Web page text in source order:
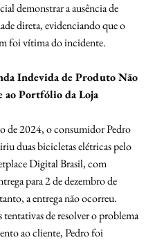
demonstrar a ausência de
direta, evidenciando que o
foi vítima do incidente.
Indevida de Produto Não
ao Portfólio da Loja
de 2024, o consumidor Pedro
duas bicicletas elétricas pelo
Digital Brasil, com
para 2 de dezembro de
a entrega não ocorreu.
tentativas de resolver o problema
ao cliente, Pedro foi